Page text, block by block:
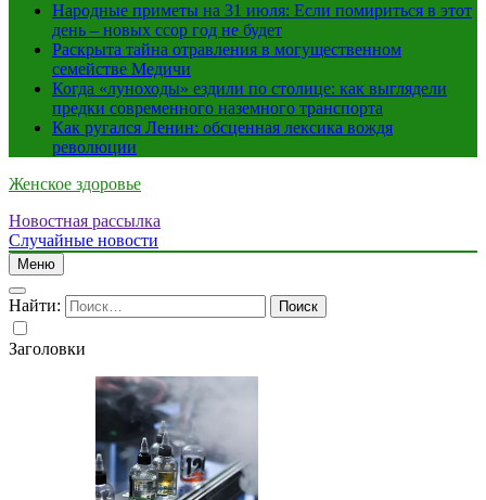
Народные приметы на 31 июля: Если помириться в этот
день – новых ссор год не будет
Раскрыта тайна отравления в могущественном
семействе Медичи
Когда «луноходы» ездили по столице: как выглядели
предки современного наземного транспорта
Как ругался Ленин: обсценная лексика вождя
революции
Женское здоровье
Новостная рассылка
Случайные новости
Меню
Найти:
Заголовки